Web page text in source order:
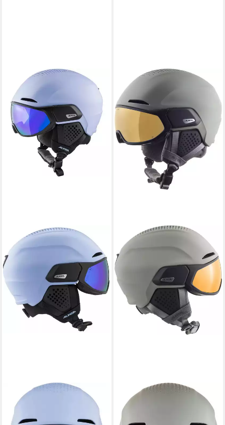
ALPINA SPORTS
Skihelm Alpina Alto Q-Lite
Visier Skihelm
ALPINA SPORTS
Skihelm Alpina Alto Q-Lite
Visier Skihelm